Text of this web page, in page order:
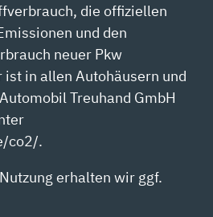
die offiziellen
und den
neuer Pkw
in allen Autohäusern und
Treuhand GmbH
co2/.
erhalten wir ggf.